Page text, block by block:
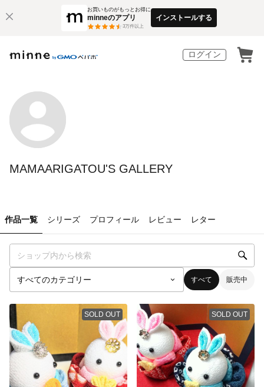
お買いものがもっとお得に
minneのアプリ
3万件以上
インストールする
ログイン
MAMAARIGATOU'S GALLERY
作品一覧 シリーズ プロフィール レビュー レター
すべて 販売中
SOLD OUT SOLD OUT